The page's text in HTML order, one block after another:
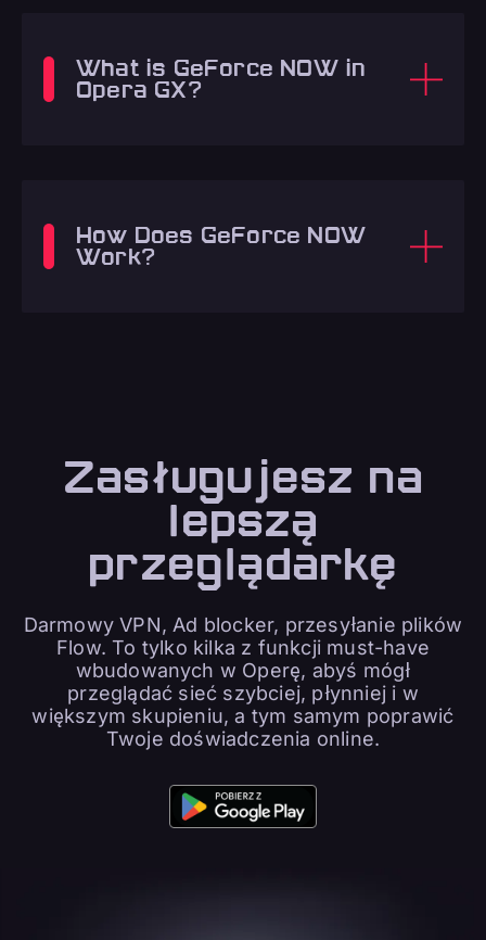
What is GeForce NOW in
Opera GX?
How Does GeForce NOW
Work?
Zasługujesz na
lepszą
przeglądarkę
Darmowy VPN, Ad blocker, przesyłanie plików
Flow. To tylko kilka z funkcji must-have
wbudowanych w Operę, abyś mógł
przeglądać sieć szybciej, płynniej i w
większym skupieniu, a tym samym poprawić
Twoje doświadczenia online.